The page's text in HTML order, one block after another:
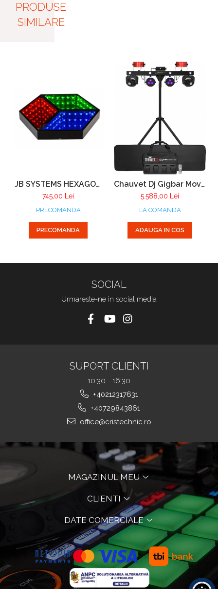
PRODUSE
SIMILARE
JB SYSTEMS HEXAGON
3D
745,00 Lei
PRECOMANDA
PRECOMANDA
Chauvet Dj Gigbar Move
+ ILS
5.588,00 Lei
LA COMANDA
ADAUGA IN COS
SOCIAL
Urmareste-ne in social media
SUPORT CLIENTI
10:30 - 16:30
+40212317631
+40729843861
office@cristechnic.ro
MAGAZINUL MEU
CLIENTI
DATE COMERCIALE